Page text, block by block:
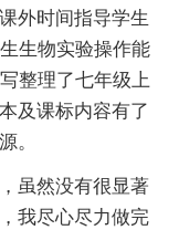
外时间指导学生
生物实验操作能
整理了七年级上
及课标内容有了
。
虽然没有很显著
我尽心尽力做完